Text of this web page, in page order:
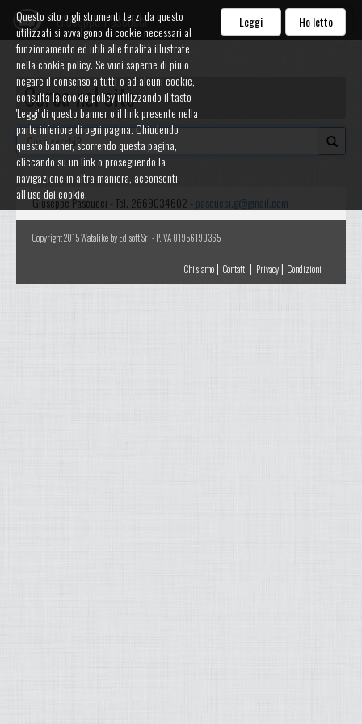
Giuseppe Pascucci
Cerca nel sito
Giuseppe Pascucci - Tel. 2669034602 - pascucci.g@gmail.com
Copyright 2015 Watalike by Edisoft Srl - P.IVA 01956190365
Chi siamo | Contatti | Privacy | Condizioni
Questo sito o gli strumenti terzi da questo
utilizzati si avvalgono di cookie necessari al
funzionamento ed utili alle finalità illustrate
nella cookie policy. Se vuoi saperne di più o
negare il consenso a tutti o ad alcuni cookie,
consulta la cookie policy utilizzando il tasto
'Leggi' di questo banner o il link presente nella
parte inferiore di ogni pagina. Chiudendo
questo banner, scorrendo questa pagina,
cliccando su un link o proseguendo la
navigazione in altra maniera, acconsenti
all’uso dei cookie.
Leggi Ho letto